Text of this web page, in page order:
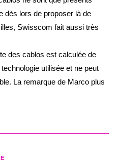
dès lors de proposer là de
Swisscom fait aussi très
des cablos est calculée de
utilisée et ne peut
La remarque de Marco plus